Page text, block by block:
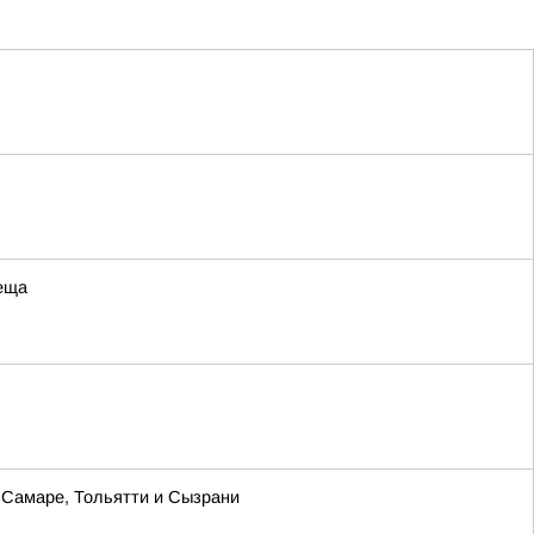
Тольятти и Сызрани